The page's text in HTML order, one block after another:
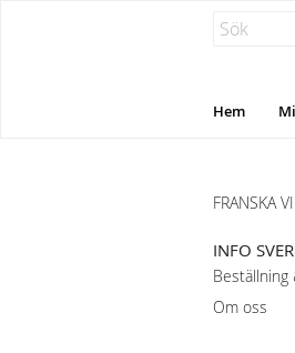
Hem
FRANSKA
INFO
Beställning
Om oss